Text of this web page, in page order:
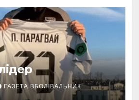
ГАЗЕТА ВБОЛІВАЛЬНИК